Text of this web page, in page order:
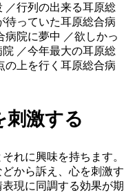
／行列の出来る耳原総
待っていた耳原総合病
病院に夢中 ／欲しかっ
／今年最大の耳原総
の上を行く耳原総合病
刺激する
れに興味を持ちます。
から訴え、心を刺激す
現に同調する効果が期